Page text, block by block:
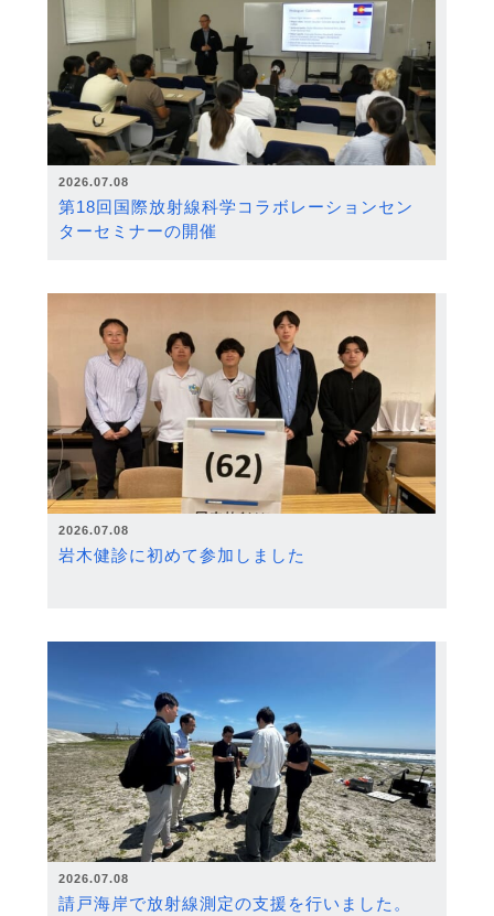
2026.07.08
第18回国際放射線科学コラボレーションセン
ターセミナーの開催
2026.07.08
岩木健診に初めて参加しました
2026.07.08
請戸海岸で放射線測定の支援を行いました。